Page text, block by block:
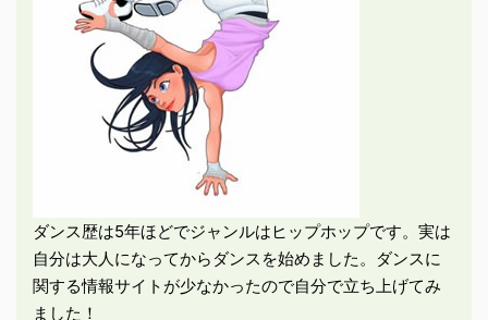
ダンス歴は5年ほどでジャンルはヒップホップです。実は
自分は大人になってからダンスを始めました。ダンスに
関する情報サイトが少なかったので自分で立ち上げてみ
ました！